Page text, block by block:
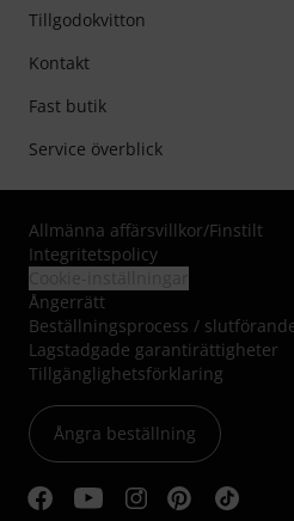
Tillgodokvitton
Kontakt
Fast butik
Service överblick
Allmänna affärsvillkor/Finstilt
Integritetspolicy
Ångerrätt
Beställningsprocess /
Lagstadgade garantirättigheter
Tillgänglighetsförklaring
Ångra beställning